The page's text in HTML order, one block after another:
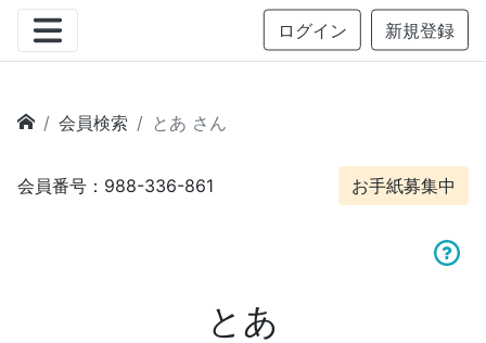
ログイン 新規登録
会員検索 とあ さん
会員番号：988-336-861 お手紙募集中
とあ